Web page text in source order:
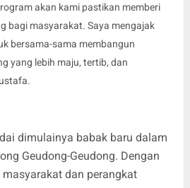
akan kami pastikan memberi
bagi masyarakat. Saya mengajak
bersama-sama membangun
yang lebih maju, tertib, dan
dimulainya babak baru dalam
Geudong-Geudong. Dengan
dan perangkat